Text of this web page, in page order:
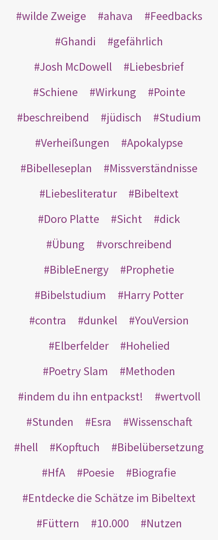
wilde Zweige ahava
Feedbacks
Ghandi
gefährlich
Josh McDowell
Liebesbrief
Schiene
Wirkung
Pointe
beschreibend
jüdisch
Studium
Verheißungen
Apokalypse
Bibelleseplan
Missverständnisse
Liebesliteratur
Bibeltext
Doro Platte
Sicht
dick
Übung
vorschreibend
BibleEnergy
Prophetie
Bibelstudium
Harry Potter
contra
dunkel
YouVersion
Elberfelder
Hohelied
Poetry Slam
Methoden
indem du ihn entpackst!
wertvoll
Stunden
Esra
Wissenschaft
hell
Kopftuch
Bibelübersetzung
HfA
Poesie
Biografie
Entdecke die Schätze im Bibeltext
Füttern
10.000
Nutzen